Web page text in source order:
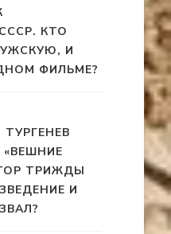
КТО
И
ФИЛЬМЕ?
ТУРГЕНЕВ
ТРИЖДЫ
И